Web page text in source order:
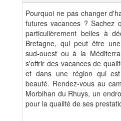
Pourquoi ne pas changer
futures vacances ? Sachez
particulièrement belles à
Bretagne, qui peut être
sud-ouest ou à la
s'offrir des vacances de
et dans une région qui
beauté. Rendez-vous au
Morbihan du Rhuys, un
pour la qualité de ses